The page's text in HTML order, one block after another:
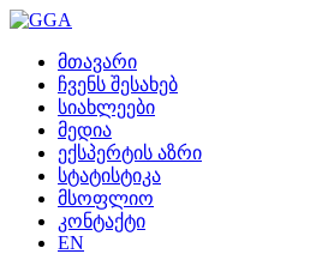
მთავარი
ჩვენს შესახებ
სიახლეები
მედია
ექსპერტის აზრი
სტატისტიკა
მსოფლიო
კონტაქტი
EN